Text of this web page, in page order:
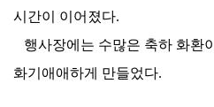
시간이 이어졌다.
행사장에는 수많은 축하 화환
화기애애하게 만들었다.